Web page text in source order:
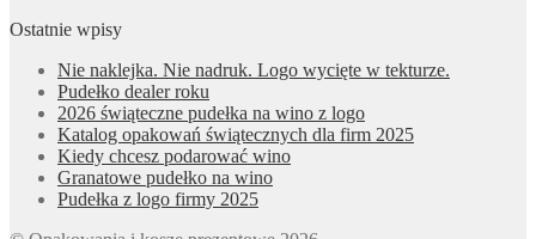
Ostatnie wpisy
Nie naklejka. Nie nadruk. Logo wycięte w tekturze.
Pudełko dealer roku
2026 świąteczne pudełka na wino z logo
Katalog opakowań świątecznych dla firm 2025
Kiedy chcesz podarować wino
Granatowe pudełko na wino
Pudełka z logo firmy 2025